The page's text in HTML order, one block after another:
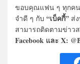
ขอบคุณแฟน ๆ ทุกคน
จำดี ๆ กับ “เบ็คกี้” ส่
สามารถติดตามข่าว
Facebook และ X: